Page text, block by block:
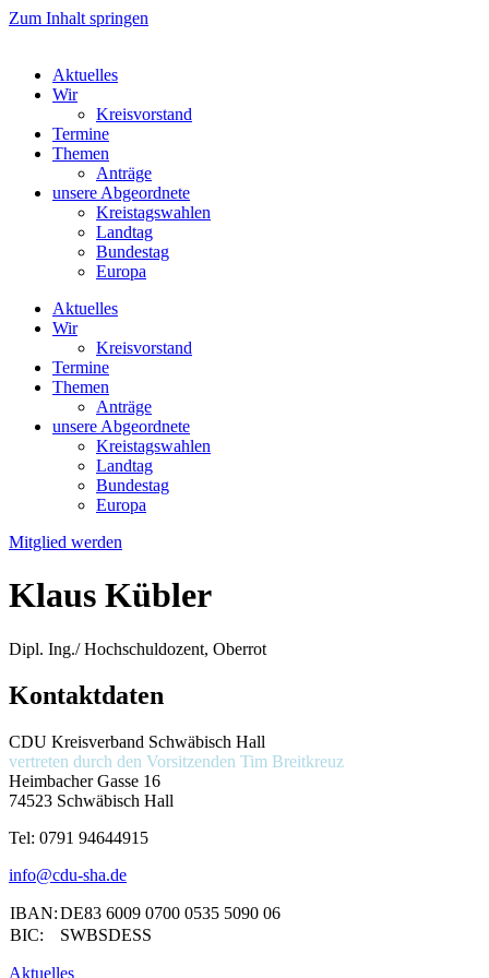
Zum Inhalt springen
Aktuelles
Wir
Kreisvorstand
Termine
Themen
Anträge
unsere Abgeordnete
Kreistagswahlen
Landtag
Bundestag
Europa
Aktuelles
Wir
Kreisvorstand
Termine
Themen
Anträge
unsere Abgeordnete
Kreistagswahlen
Landtag
Bundestag
Europa
Mitglied werden
Klaus Kübler
Dipl. Ing./ Hochschuldozent, Oberrot
Kontaktdaten
CDU Kreisverband Schwäbisch Hall
vertreten durch den Vorsitzenden Tim Breitkreuz
Heimbacher Gasse 16
74523 Schwäbisch Hall
Tel: 0791 94644915
info@cdu-sha.de
IBAN:DE83 6009 0700 0535 5090 06
BIC:
SWBSDESS
Aktuelles